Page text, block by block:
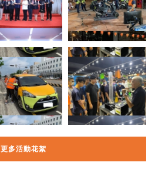
更多活動花絮